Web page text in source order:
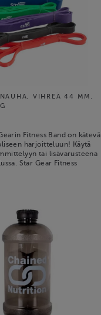
VIHREÄ 44 MM,
Fitness Band on kätevä
harjoitteluun! Käytä
tai lisävarusteena
Star Gear Fitness